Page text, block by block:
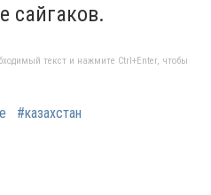
сайгаков.
текст и нажмите Ctrl+Enter, чтобы
#казахстан